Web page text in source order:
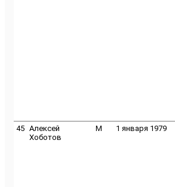
45 Алексей
Хоботов
M 1 января 1979